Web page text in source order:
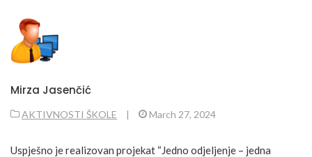
Mirza Jasenčić
AKTIVNOSTI ŠKOLE | March 27, 2024
Uspješno je realizovan projekat “Jedno odjeljenje – jedna